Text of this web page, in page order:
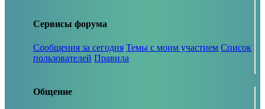
Сервисы форума
Сообщения за сегодня Темы с моим участием Список
пользователей Правила
Общение